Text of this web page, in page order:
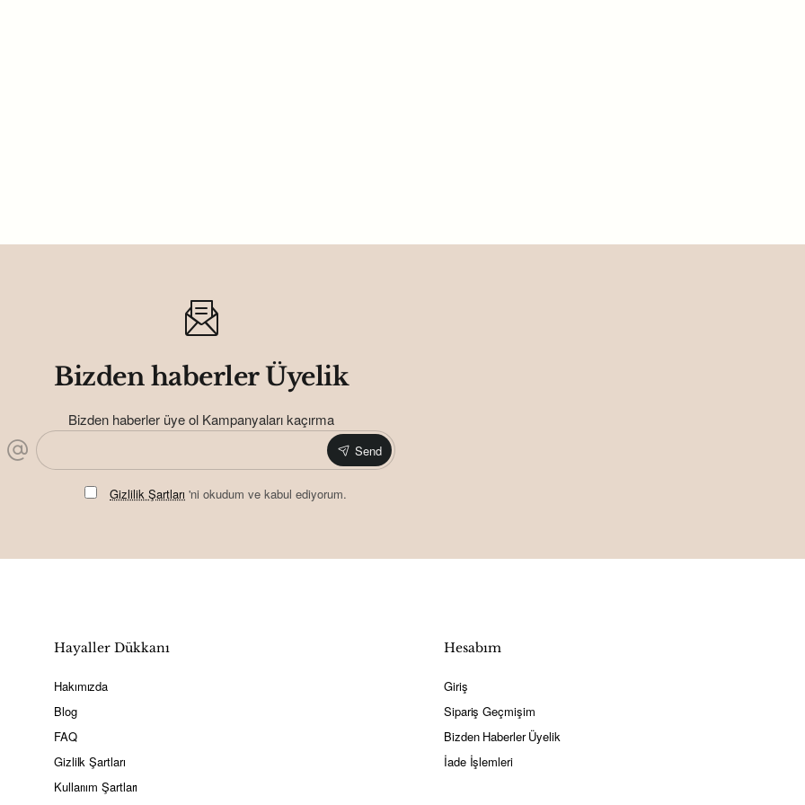
Bizden haberler Üyelik
Bizden haberler üye ol Kampanyaları kaçırma
Send
Gizlilik Şartları 'ni okudum ve kabul ediyorum.
Hayaller Dükkanı
Hakımızda
Blog
FAQ
Gizlilk Şartları
Kullanım Şartları
Hesabım
Giriş
Sipariş Geçmişim
Bizden Haberler Üyelik
İade İşlemleri